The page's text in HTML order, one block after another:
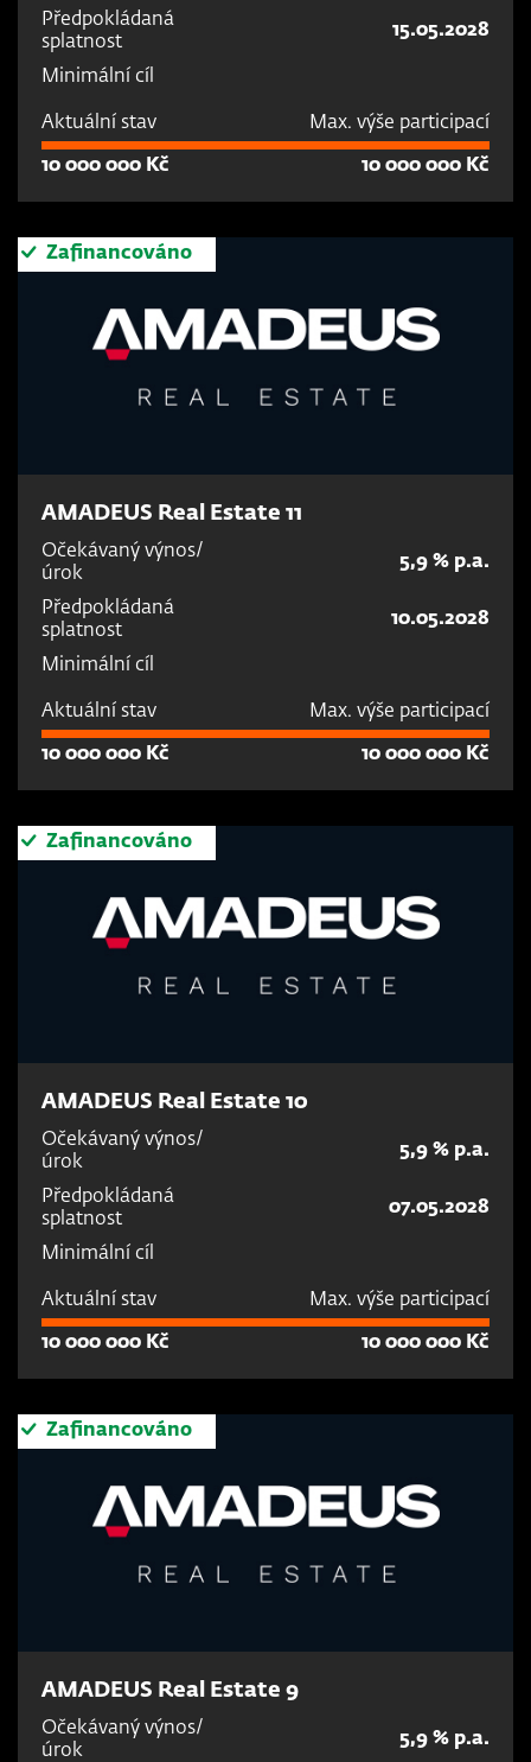
Předpokládaná
splatnost
15.05.2028
Minimální cíl
Aktuální stav Max. výše participací
10 000 000 Kč 10 000 000 Kč
Zafinancováno
AMADEUS Real Estate 11
Očekávaný výnos/
úrok
5,9 % p.a.
Předpokládaná
splatnost
10.05.2028
Minimální cíl
Aktuální stav Max. výše participací
10 000 000 Kč 10 000 000 Kč
Zafinancováno
AMADEUS Real Estate 10
Očekávaný výnos/
úrok
5,9 % p.a.
Předpokládaná
splatnost
07.05.2028
Minimální cíl
Aktuální stav Max. výše participací
10 000 000 Kč 10 000 000 Kč
Zafinancováno
AMADEUS Real Estate 9
Očekávaný výnos/
úrok
5,9 % p.a.